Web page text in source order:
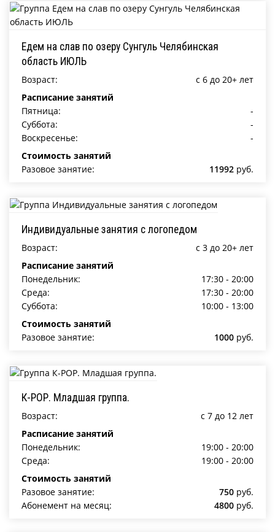
Едем на слав по озеру Сунгуль Челябинская
область ИЮЛЬ
Возраст:
c 6 до 20+ лет
Расписание занятий
Пятница:
-
Суббота:
-
Воскресенье:
-
Стоимость занятий
Разовое занятие:
11992 руб.
Индивидуальные занятия с логопедом
Возраст:
c 3 до 20+ лет
Расписание занятий
Понедельник:
17:30 - 20:00
Среда:
17:30 - 20:00
Суббота:
10:00 - 13:00
Стоимость занятий
Разовое занятие:
1000 руб.
К-РОР. Младшая группа.
Возраст:
c 7 до 12 лет
Расписание занятий
Понедельник:
19:00 - 20:00
Среда:
19:00 - 20:00
Стоимость занятий
Разовое занятие:
750 руб.
Абонемент на месяц:
4800 руб.